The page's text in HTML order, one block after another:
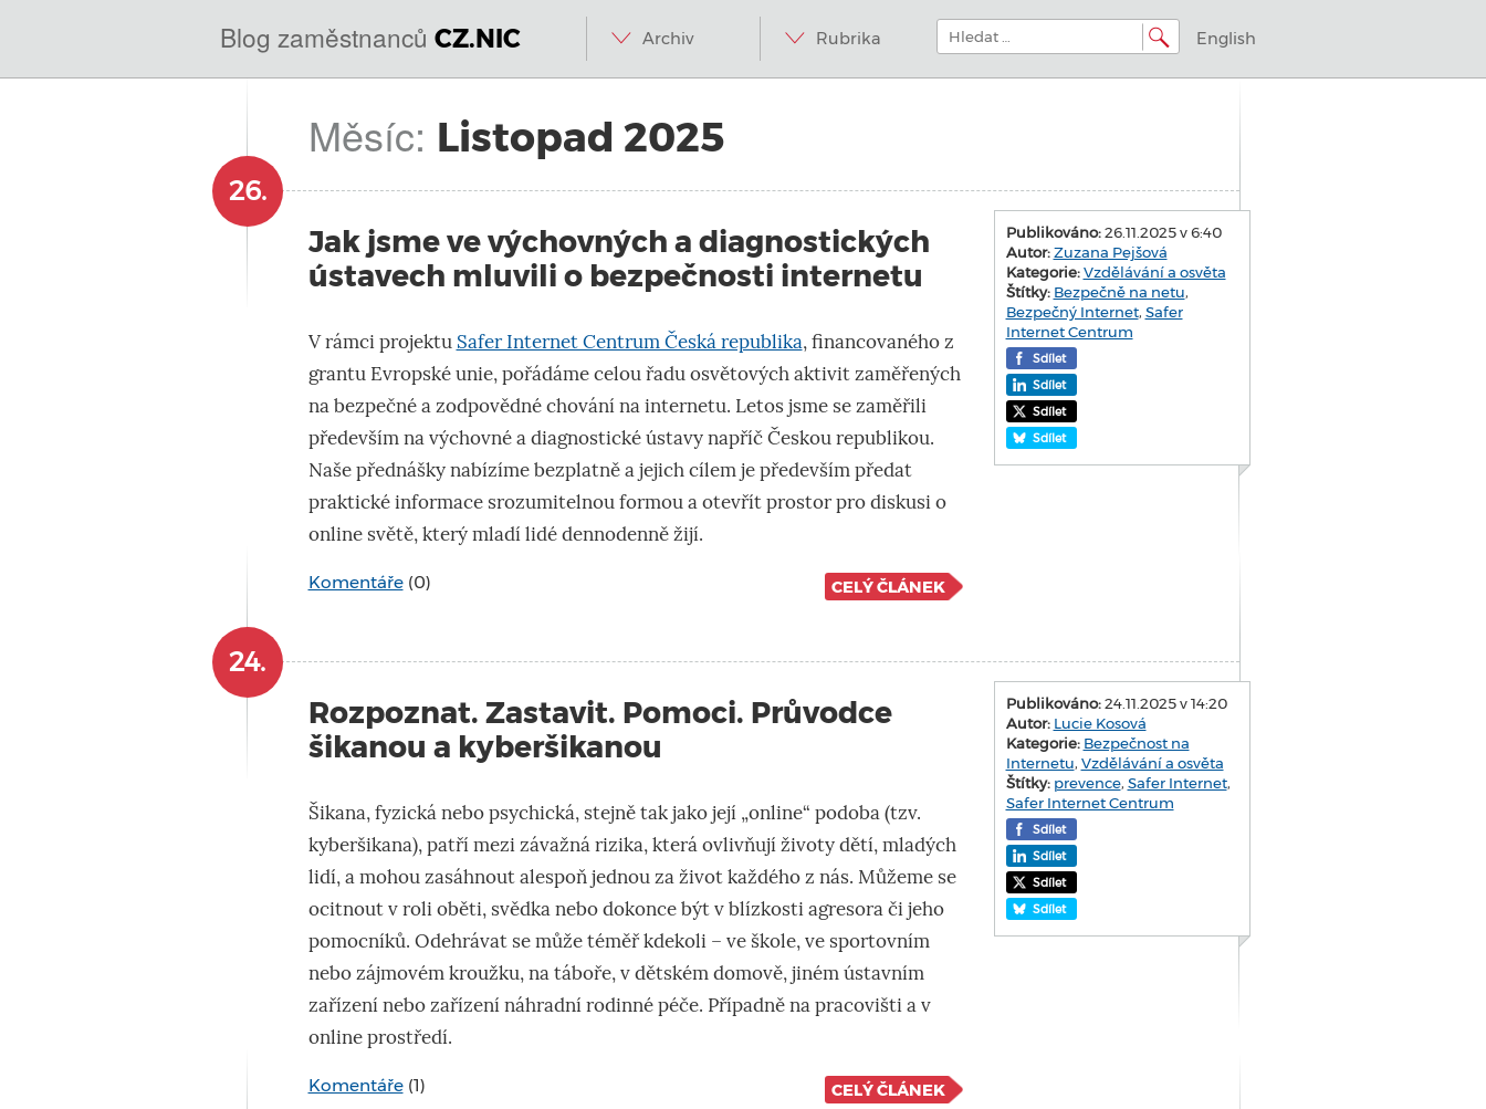
Blog zaměstnanců CZ.NIC
SOA
domény.dns.enum.mojeid.internet.
obsah
Archiv Rubrika English
Hledat:
Měsíc: Listopad 2025
Jak jsme ve výchovných a diagnostických
ústavech mluvili o bezpečnosti internetu
26.
V rámci projektu Safer Internet Centrum Česká republika, financovaného z
grantu Evropské unie, pořádáme celou řadu osvětových aktivit zaměřených
na bezpečné a zodpovědné chování na internetu. Letos jsme se zaměřili
především na výchovné a diagnostické ústavy napříč Českou republikou.
Naše přednášky nabízíme bezplatně a jejich cílem je především předat
praktické informace srozumitelnou formou a otevřít prostor pro diskusi o
online světě, který mladí lidé dennodenně žijí.
Komentáře (0) CELÝ ČLÁNEK
Publikováno:26.11.2025 v 6:40
Autor: Zuzana Pejšová
Kategorie: Vzdělávání a osvěta
Štítky: Bezpečně na netu,
Bezpečný Internet, Safer
Internet Centrum
Sdílet
Sdílet
Sdílet
Sdílet
Rozpoznat. Zastavit. Pomoci. Průvodce
šikanou a kyberšikanou
24.
Šikana, fyzická nebo psychická, stejně tak jako její „online“ podoba (tzv.
kyberšikana), patří mezi závažná rizika, která ovlivňují životy dětí, mladých
lidí, a mohou zasáhnout alespoň jednou za život každého z nás. Můžeme se
ocitnout v roli oběti, svědka nebo dokonce být v blízkosti agresora či jeho
pomocníků. Odehrávat se může téměř kdekoli – ve škole, ve sportovním
nebo zájmovém kroužku, na táboře, v dětském domově, jiném ústavním
zařízení nebo zařízení náhradní rodinné péče. Případně na pracovišti a v
online prostředí.
Komentáře (1) CELÝ ČLÁNEK
Publikováno:24.11.2025 v 14:20
Autor: Lucie Kosová
Kategorie: Bezpečnost na
Internetu, Vzdělávání a osvěta
Štítky: prevence, Safer Internet,
Safer Internet Centrum
Sdílet
Sdílet
Sdílet
Sdílet